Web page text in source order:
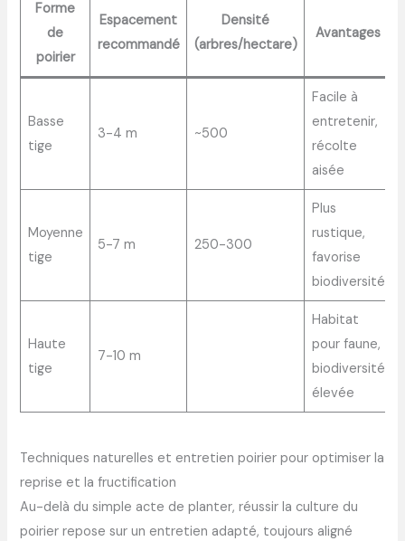
Forme
de
poirier
Espacement
recommandé
Densité
(arbres/hectare)
Avantages
Basse
tige
3-4 m ~500
Facile à
entretenir,
récolte
aisée
Moyenne
tige
5-7 m 250-300
Plus
rustique,
favorise
biodiversité
Haute
tige
7-10 m
Habitat
pour faune,
biodiversité
élevée
Techniques naturelles et entretien poirier pour optimiser la
reprise et la fructification
Au-delà du simple acte de planter, réussir la culture du
poirier repose sur un entretien adapté, toujours aligné